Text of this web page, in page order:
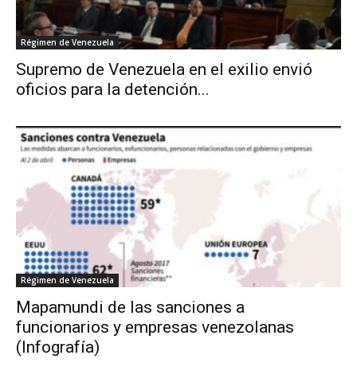
Régimen de Venezuela
Supremo de Venezuela en el exilio envió
oficios para la detención...
Régimen de Venezuela
Mapamundi de las sanciones a
funcionarios y empresas venezolanas
(Infografía)